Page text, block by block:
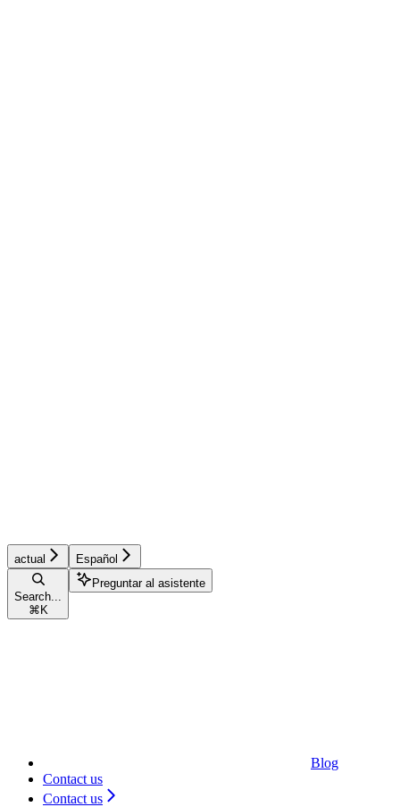
actual Español
Search...
⌘ K
Preguntar al asistente
Blog
Contact us
Contact us